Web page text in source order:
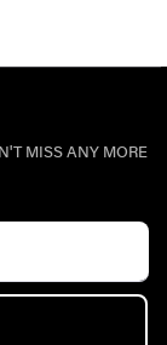
MISS ANY MORE